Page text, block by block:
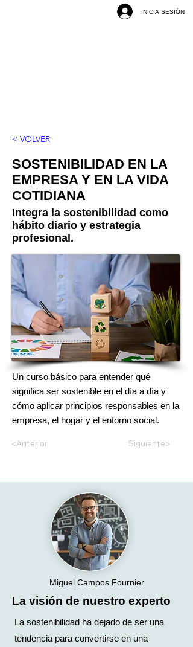
INICIA SESIÓN
< VOLVER
SOSTENIBILIDAD EN LA
EMPRESA Y EN LA VIDA
COTIDIANA
Integra la sostenibilidad como
hábito diario y estrategia
profesional.
Un curso básico para entender qué
significa ser sostenible en el día a día y
cómo aplicar principios responsables en la
empresa, el hogar y el entorno social.
<Anterior Siguiente>
Miguel Campos Fournier
La visión de nuestro experto
La sostenibilidad ha dejado de ser una
tendencia para convertirse en una